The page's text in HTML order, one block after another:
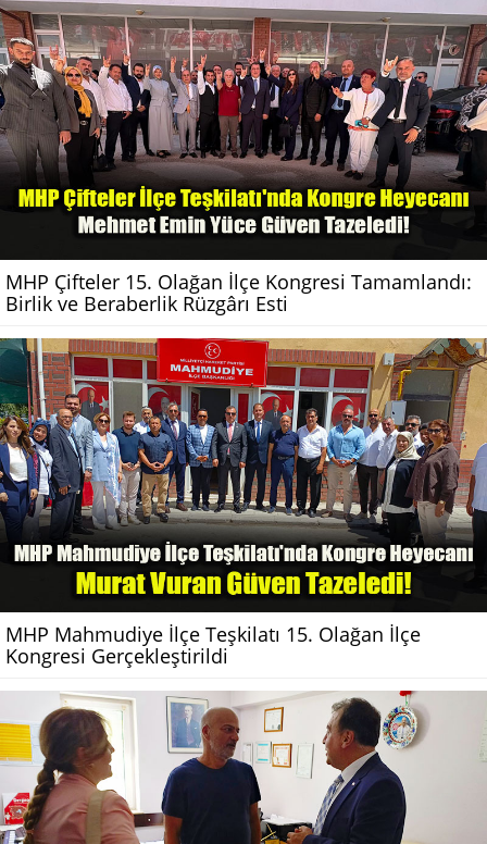
MHP Çifteler 15. Olağan İlçe Kongresi Tamamlandı:
Birlik ve Beraberlik Rüzgârı Esti
MHP Mahmudiye İlçe Teşkilatı 15. Olağan İlçe
Kongresi Gerçekleştirildi